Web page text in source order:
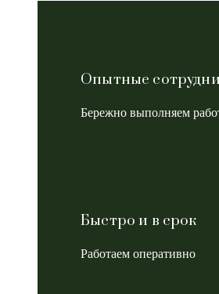
Опытные
Бережно выполняем
Быстро и в срок
Работаем оперативно